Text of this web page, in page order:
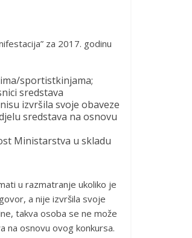
za 2017. godinu
sportistkinjama;
sredstava
izvršila svoje obaveze
sredstava na osnovu
Ministarstva u skladu
u razmatranje ukoliko je
a nije izvršila svoje
takva osoba se ne može
na osnovu ovog konkursa.